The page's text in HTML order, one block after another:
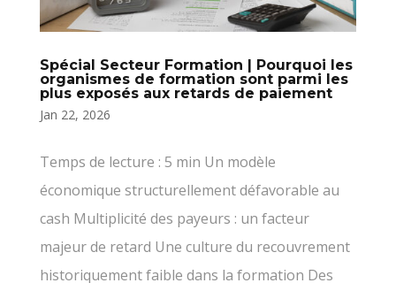
Spécial Secteur Formation | Pourquoi les
organismes de formation sont parmi les
plus exposés aux retards de paiement
Jan 22, 2026
Temps de lecture : 5 min Un modèle
économique structurellement défavorable au
cash Multiplicité des payeurs : un facteur
majeur de retard Une culture du recouvrement
historiquement faible dans la formation Des